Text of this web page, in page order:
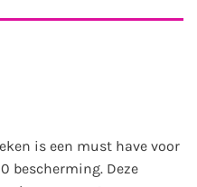
is een must have voor
bescherming. Deze